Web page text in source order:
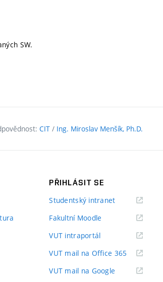
SW.
CIT / Ing. Miroslav Menšík, Ph.D.
PŘIHLÁSIT SE
Studentský intranet(externí
Fakultní Moodle
VUT intraportál(externí
VUT mail na Office 365 (externí
VUT mail na Google (externí